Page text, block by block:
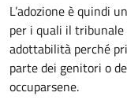
L’adozione è quindi
per i quali il
adottabilità perché
parte dei genitori o
occuparsene.